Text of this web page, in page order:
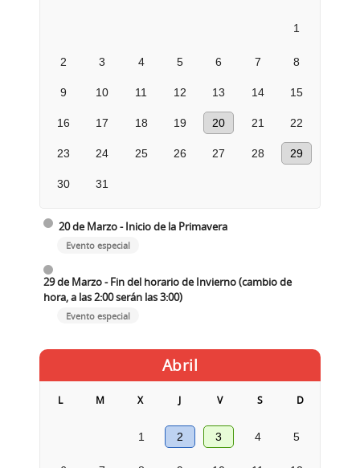
1
2 3 4 5 6 7 8
9 10 11 12 13 14 15
16 17 18 19 20 21 22
23 24 25 26 27 28 29
30 31
20 de Marzo - Inicio de la Primavera
Evento especial
29 de Marzo - Fin del horario de Invierno (cambio de
hora, a las 2:00 serán las 3:00)
Evento especial
Abril
L M X J V S D
1 2 3 4 5